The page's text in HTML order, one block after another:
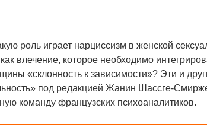
роль играет нарциссизм в женской
влечение, которое необходимо
«склонность к зависимости»? Эти и
под редакцией Жанин Шассге-
команду французских психоаналитиков.